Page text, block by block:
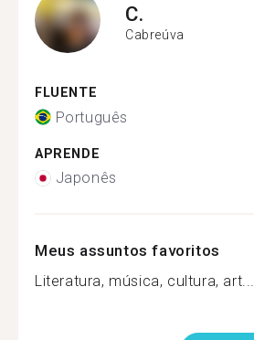
C.
Cabreúva
FLUENTE
Português
APRENDE
Japonês
Meus assuntos favoritos
Literatura, música, cultura, art...